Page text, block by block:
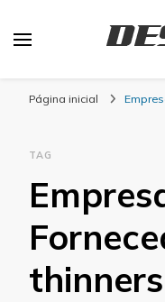
Página inicial
TAG
thinners